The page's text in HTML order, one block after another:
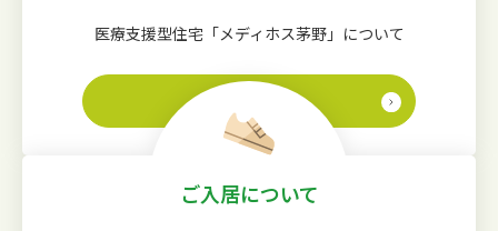
医療支援型住宅「メディホス茅野」について
ご入居について